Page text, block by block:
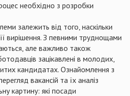
необхідно з розробки
залежить від того, наскільки
вирішення. З певними труднощами
але важливо також
зацікавлені в молодих,
кандидатах. Ознайомлення з
вакансій та їх аналіз
картину: які посади